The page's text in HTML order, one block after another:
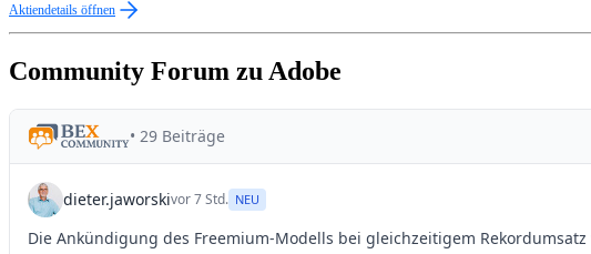
Aktiendetails öffnen
Community Forum zu Adobe